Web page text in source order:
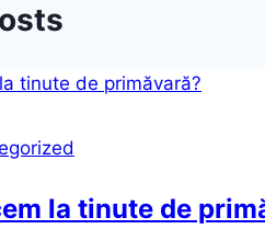
la tinute de